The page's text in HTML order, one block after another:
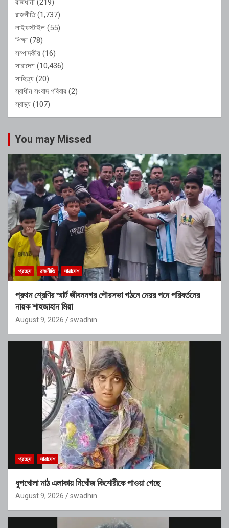
রাজধানী (219)
রাজনীতি(1,737)
লাইফস্টাইল (55)
শিক্ষা (78)
সম্পাদকীয় (16)
সারাদেশ (10,436)
সাহিত্য (20)
স্বাধীন সংবাদ পরিবার (2)
স্বাস্থ্য (107)
You may Missed
প্রচ্ছদ রাজনীতি সারাদেশ
প্রথম শ্রেণির স্মার্ট জীবননগর পৌরসভা গঠনে মেয়র পদে পরিবর্তনের
নায়ক শাহজাহান মিয়া
August 9, 2026 swadhin
প্রচ্ছদ সারাদেশ
ধুপখোলা মাঠ এলাকায় নিখোঁজ কিশোরীকে পাওয়া গেছে
August 9, 2026 swadhin